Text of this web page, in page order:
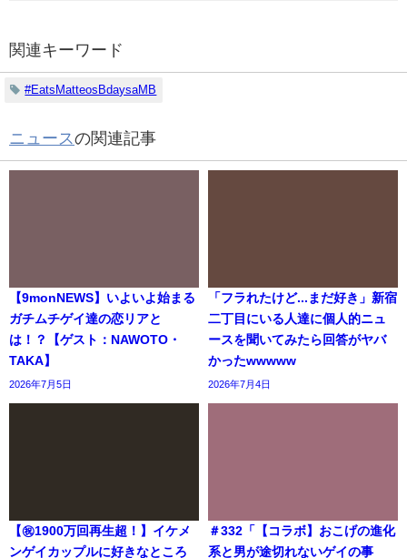
関連キーワード
#EatsMatteosBdaysaMB
ニュースの関連記事
【9monNEWS】いよいよ始まる
ガチムチゲイ達の恋リアと
は！？【ゲスト：NAWOTO・
TAKA】
2026年7月5日
「フラれたけど...まだ好き」新宿
二丁目にいる人達に個人的ニュ
ースを聞いてみたら回答がヤバ
かったwwwww
2026年7月4日
【㊗️1900万回再生超！】イケメ
ンゲイカップルに好きなところ
＃332「【コラボ】おこげの進化
系と男が途切れないゲイの事